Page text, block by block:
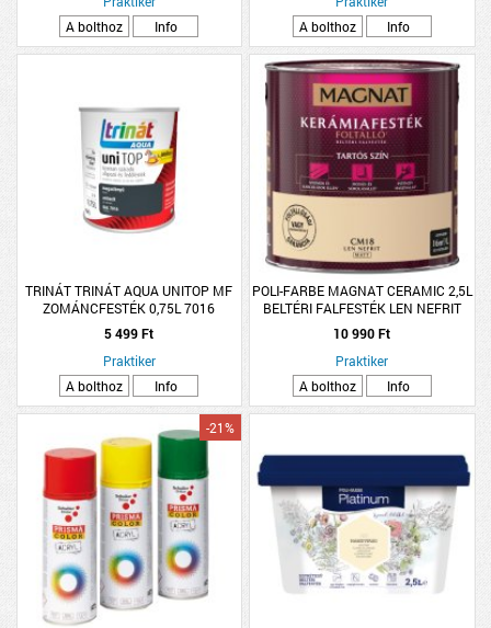
A bolthoz
Info
A bolthoz
Info
TRINÁT TRINÁT AQUA UNITOP MF
ZOMÁNCFESTÉK 0,75L 7016
ANTRACIT
5 499 Ft
Praktiker
A bolthoz
Info
POLI-FARBE MAGNAT CERAMIC 2,5L
BELTÉRI FALFESTÉK LEN NEFRIT
CM18
10 990 Ft
Praktiker
A bolthoz
Info
-21%